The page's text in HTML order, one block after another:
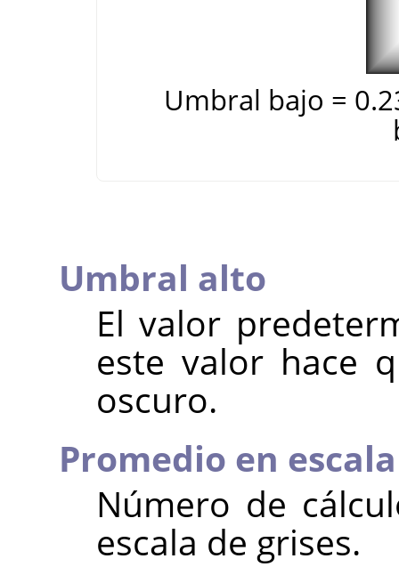
Umbral bajo =
Umbral alto
El valor
este valor hace
oscuro.
Promedio en
Número de
escala de grises.